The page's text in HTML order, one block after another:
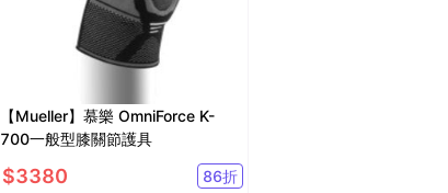
【Mueller】慕樂 OmniForce K-
700一般型膝關節護具
$3380 86折